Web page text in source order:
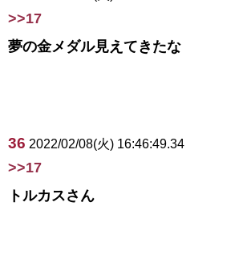
>>17
夢の金メダル見えてきたな
36 2022/02/08(火) 16:46:49.34
>>17
トルカスさん